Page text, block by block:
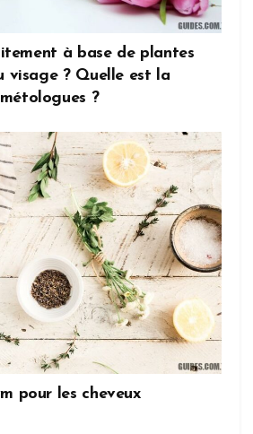
à base de plantes
visage ? Quelle est la
?
pour les cheveux